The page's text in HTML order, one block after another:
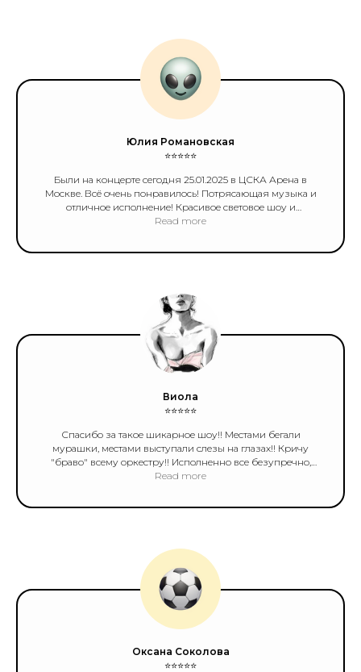
Юлия Романовская
⭐️⭐️⭐️⭐️⭐️
Были на концерте сегодня 25.01.2025 в ЦСКА Арена в
Москве. Всё очень понравилось! Потрясающая музыка и
отличное исполнение! Красивое световое шоу и
видеоряд на экранах дополняют всё воедино! Мы все
Read more
Виола
⭐️⭐️⭐️⭐️⭐️
Спасибо за такое шикарное шоу!! Местами бегали
мурашки, местами выступали слезы на глазах!! Кричу
"браво" всему оркестру!! Исполненно все безупречно,
чувственно, талантливо и душевно!! Видно что
Обязательно вернусь провести с вами еще один
незабываемый вечер!! Это в памяти на года!
Read more
Оксана Соколова
⭐️⭐️⭐️⭐️⭐️